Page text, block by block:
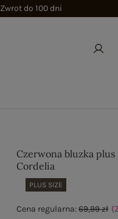
Zwrot do 100 dni
Czerwona bluzka plus
Cordelia
PLUS SIZE
Cena regularna:69,99 zł